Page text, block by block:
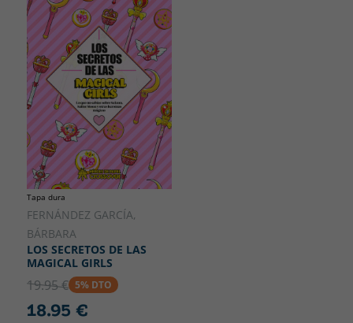
Tapa dura
FERNÁNDEZ GARCÍA,
BÁRBARA
LOS SECRETOS DE LAS
MAGICAL GIRLS
19.95 € 5% DTO
18.95 €